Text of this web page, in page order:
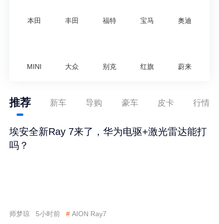
本田 丰田 福特 宝马 奥迪
MINI 大众 别克 红旗 蔚来
推荐 新车 导购 豪车 皮卡 行情
埃安全新Ray 7来了，华为电驱+激光雷达能打
吗？
师梦琼 5小时前 # AION Ray7